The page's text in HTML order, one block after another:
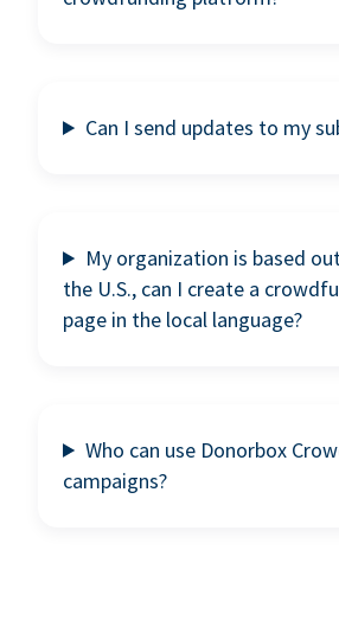
Can I send updates to my
My organization is based
the U.S., can I create a
page in the local language?
Who can use Donorbox
campaigns?